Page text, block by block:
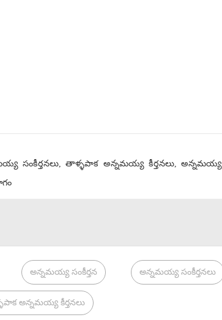
అన్నమయ్య సంకీర్తనలు, తాళ్ళపాక అన్నమయ్య కీర్తనలు, అన్నమయ్య,
అన్నమయ్య సంకీర్తన అన్నమయ్య సంకీర్తనలు
అన్నమయ్య కీర్తనలు